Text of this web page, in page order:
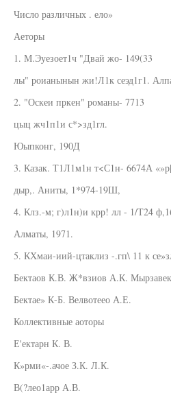
Число различных . ело»
Аеторы
1. М.Эуезоет1ч "Двай жо- 149(33
лы" роианынын жи!Л1к сеэд1г1.
2. "Оскеи пркен" романы- 7713
цыц жч1п1и с*>зд1гл.
Юыпконг, 190Д
3. Казак. Т1Л1м1н т<С1н- 6674А
дыр,. Аниты, 1*974-19Ш,
4. Клз.-м; г)л1н)и крр! лл - 1/Т24
Алматы, 1971.
5. КХмаи-иий-цтаклиз -.гп\ 11 к
Бектаов К.В. Ж*взиов А.К.
Бектае» К-Б. Велвотеео А.Е.
Коллективные аоторы
Е'ектарн К. В.
К»рми«-.ачое З.К. Л.К.
В(?лео1арр А.В.